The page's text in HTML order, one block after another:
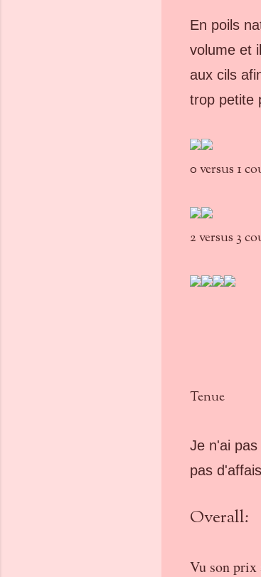
En poils
volume et
aux cils
trop petite
0 versus 1
2 versus 3
Tenue
Je n'ai
pas
Overall:
Vu son prix